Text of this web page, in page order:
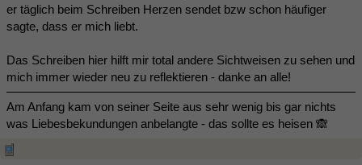
er täglich beim Schreiben Herzen sendet bzw schon häufiger
sagte, dass er mich liebt.
Das Schreiben hier hilft mir total andere Sichtweisen zu sehen und
mich immer wieder neu zu reflektieren - danke an alle!
Am Anfang kam von seiner Seite aus sehr wenig bis gar nichts
was Liebesbekundungen anbelangte - das sollte es heisen 🙈